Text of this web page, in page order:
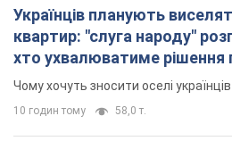
Українців планують
квартир: "слуга народу"
хто ухвалюватиме рішення
знесення будинків
Чому хочуть зносити оселі українців
10 годин тому 58,0 т.